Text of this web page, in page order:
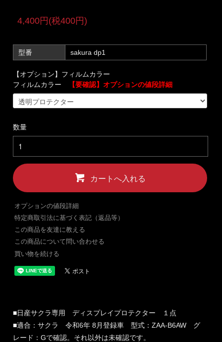
4,400円(税400円)
型番 sakura dp1
【オプション】フィルムカラー
フィルムカラー
【要確認】オプションの値段詳細
数量
カートへ入れる
オプションの値段詳細
特定商取引法に基づく表記（返品等）
この商品を友達に教える
この商品について問い合わせる
買い物を続ける
■日産サクラ専用 ディスプレイプロテクター １点
■適合：サクラ 令和6年 8月登録車 型式：ZAA-B6AW グ
レード：Gで確認。それ以外は未確認です。